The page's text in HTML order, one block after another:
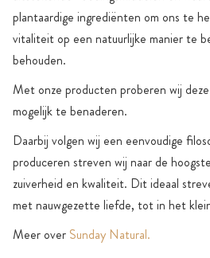
plantaardige ingrediënten om ons te
vitaliteit op een natuurlijke manier te
behouden.
Met onze producten proberen wij
mogelijk te benaderen.
Daarbij volgen wij een eenvoudige
produceren streven wij naar de
zuiverheid en kwaliteit. Dit ideaal
met nauwgezette liefde, tot in het
Meer over Sunday Natural.